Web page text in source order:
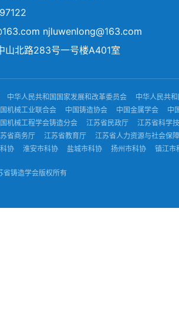
njluwenlong@163.com
北路283号一号楼A401室
中华人民共和国国家发展和改革委员会
中华人民共
机械工业联合会 中国铸造协会 中国金属学会
中
机械工程学会铸造分会 江苏省民政厅
江苏省科学
省商务厅 江苏省教育厅
江苏省人力资源与社会保
协 淮安市科协 盐城市科协 扬州市科协 镇江市
铸造学会版权所有